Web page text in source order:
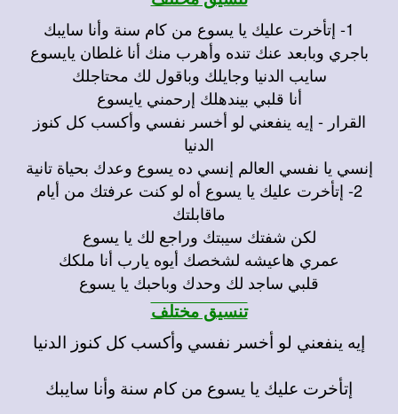
1- إتأخرت عليك يا يسوع من كام سنة وأنا سايبك
باجري وبابعد عنك تنده وأهرب منك أنا غلطان يايسوع
سايب الدنيا وجايلك وباقول لك محتاجلك
أنا قلبي بيندهلك إرحمني يايسوع
القرار - إيه ينفعني لو أخسر نفسي وأكسب كل كنوز
الدنيا
إنسي يا نفسي العالم إنسي ده يسوع وعدك بحياة تانية
2- إتأخرت عليك يا يسوع أه لو كنت عرفتك من أيام
ماقابلتك
لكن شفتك سيبتك وراجع لك يا يسوع
عمري هاعيشه لشخصك أيوه يارب أنا ملكك
قلبي ساجد لك وحدك وباحبك يا يسوع
تنسيق مختلف
إيه ينفعني لو أخسر نفسي وأكسب كل كنوز الدنيا
إتأخرت عليك يا يسوع من كام سنة وأنا سايبك